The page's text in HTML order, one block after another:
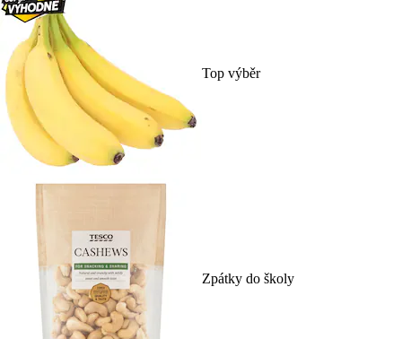
Top výběr
Zpátky do školy